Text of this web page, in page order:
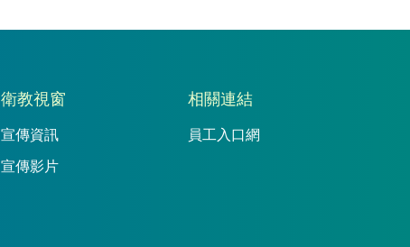
衛教視窗
宣傳資訊
宣傳影片
相關連結
員工入口網